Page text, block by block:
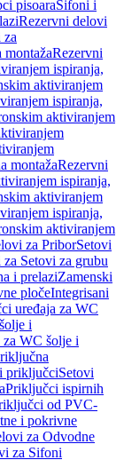
pisoaraSifoni i
Rezervni delovi
montažaRezervni
ispiranja,
aktiviranjem
ispiranja,
aktiviranjem
montažaRezervni
ispiranja,
aktiviranjem
ispiranja,
aktiviranjem
za PriborSetovi
Setovi za grubu
i prelaziZamenski
pločeIntegrisani
uređaja za WC
i
WC šolje i
priključciSetovi
Priključci ispirnih
od PVC-
i pokrivne
za Odvodne
za Sifoni